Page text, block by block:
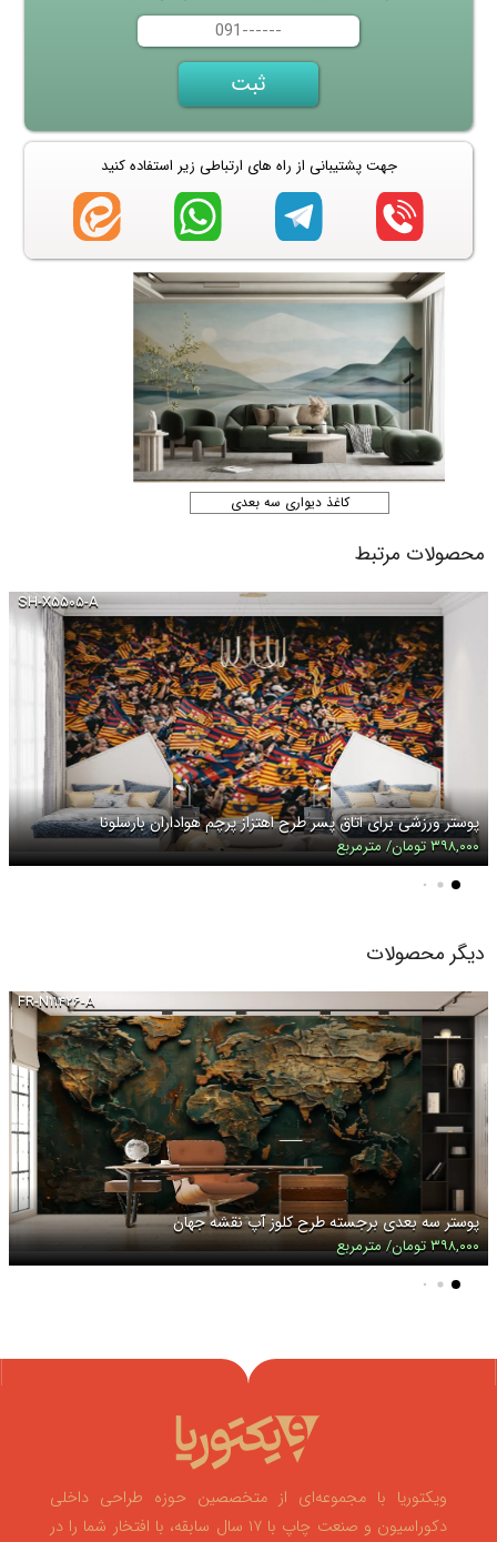
جهت پشتیبانی از راه های ارتباطی زیر استفاده کنید
کاغذ دیواری سه بعدی
محصولات مرتبط
SH-X۵۵۰۵-A
پوستر ورزشی برای اتاق پسر طرح اهتزاز پرچم هواداران بارسلونا
۳۹۸,۰۰۰ تومان/ مترمربع
دیگر محصولات
FR-N۱۱۴۲۶-A
پوستر سه بعدی برجسته طرح کلوز آپ نقشه جهان
۳۹۸,۰۰۰ تومان/ مترمربع
ویکتوریا با مجموعه‌ای از متخصصین حوزه طراحی داخلی
دکوراسیون و صنعت چاپ با ۱۷ سال سابقه، با افتخار شما را در